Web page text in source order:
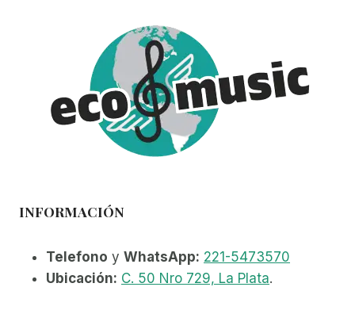
INFORMACIÓN
Telefono y WhatsApp: 221-5473570
Ubicación: C. 50 Nro 729, La Plata.